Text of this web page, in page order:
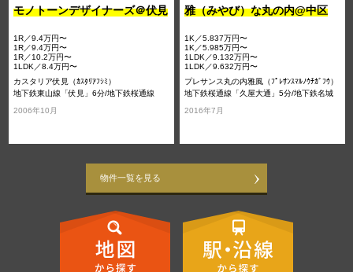
モノトーンデザイナーズ＠伏見
1R／9.4万円〜
1R／9.4万円〜
1R／10.2万円〜
1LDK／8.4万円〜
カスタリア伏見（ｶｽﾀﾘｱﾌｼﾐ）
地下鉄東山線「伏見」6分/地下鉄桜通線
「国際センター」6分/地下鉄鶴舞線「丸の
2006年10月
雅（みやび）な丸の内@中区
1K／5.837万円〜
1K／5.985万円〜
1LDK／9.132万円〜
1LDK／9.632万円〜
プレサンス丸の内雅風（ﾌﾟﾚｻﾝｽﾏﾙﾉｳﾁｶﾞﾌｳ）
地下鉄桜通線「久屋大通」5分/地下鉄名城
線「名古屋城」9分/地下鉄東山線「栄」13
2016年7月
物件一覧を見る